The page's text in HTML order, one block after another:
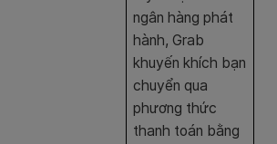
ngân hàng phát
hành, Grab
khuyến khích bạn
chuyển qua
phương thức
thanh toán bằng